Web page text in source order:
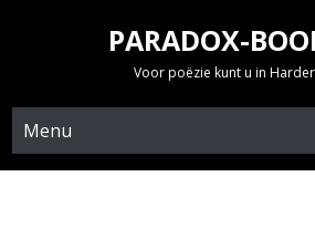
PARADOX-
Voor poëzie kunt u in
Menu